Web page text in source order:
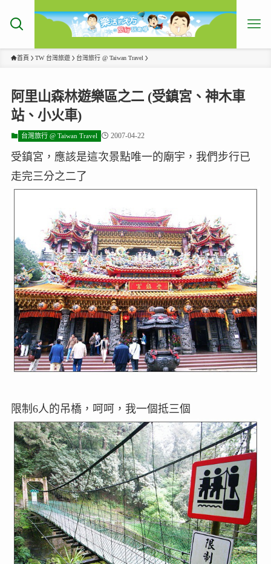
首頁 TW 台灣旅遊 台灣旅行 @ Taiwan Travel
阿里山森林遊樂區之二 (受鎮宮、神木車
站、小火車)
台灣旅行 @ Taiwan Travel 2007-04-22
受鎮宮，應該是這次景點唯一的廟宇，我們步行已
走完三分之二了
限制6人的吊橋，呵呵，我一個抵三個